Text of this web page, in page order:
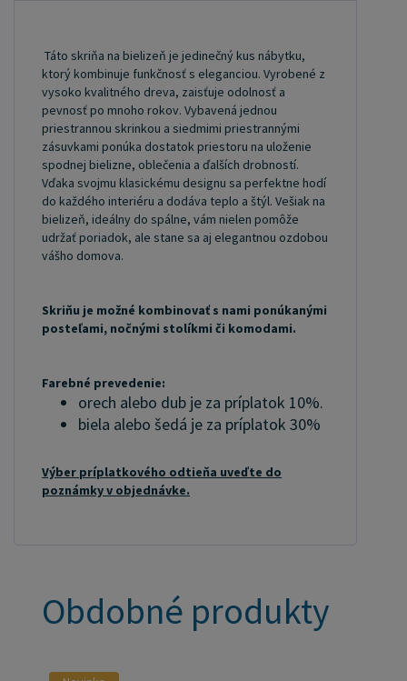
Táto skriňa na bielizeň je jedinečný kus nábytku,
ktorý kombinuje funkčnosť s eleganciou. Vyrobené z
vysoko kvalitného dreva, zaisťuje odolnosť a
pevnosť po mnoho rokov. Vybavená jednou
priestrannou skrinkou a siedmimi priestrannými
zásuvkami ponúka dostatok priestoru na uloženie
spodnej bielizne, oblečenia a ďalších drobností.
Vďaka svojmu klasickému designu sa perfektne hodí
do každého interiéru a dodáva teplo a štýl. Vešiak na
bielizeň, ideálny do spálne, vám nielen pomôže
udržať poriadok, ale stane sa aj elegantnou ozdobou
vášho domova.
Skriňu je možné kombinovať s nami ponúkanými
posteľami, nočnými stolíkmi či komodami.
Farebné prevedenie:
orech alebo dub je za príplatok 10%.
biela alebo šedá je za príplatok 30%
Výber príplatkového odtieňa uveďte do
poznámky v objednávke.
Obdobné produkty